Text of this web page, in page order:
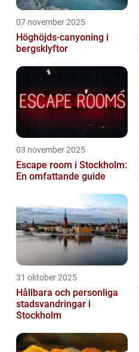
07 november 2025
Höghöjds-canyoning i
bergsklyftor
03 november 2025
Escape room i Stockholm:
En omfattande guide
31 oktober 2025
Hållbara och personliga
stadsvandringar i
Stockholm